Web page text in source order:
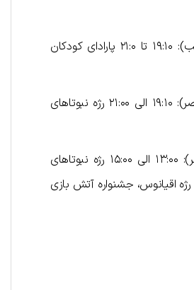
۲ تا ۳ آگوست (شب): ۱۹:۱۰ تا ۲۱:۰ پارادای کودکان
۴ تا ۶ آگوست (عصر): ۱۹:۱۰ الی ۲۱:۰۰ رژه نبوتاهای
۷ آگوست (روز/عصر): ۱۳:۰۰ الی ۱۵:۰۰ رژه نبوتاهای
بزرگ / ساعت ۱۹:۰۰ رژه اقیانوس، جشنواره آتش بازی